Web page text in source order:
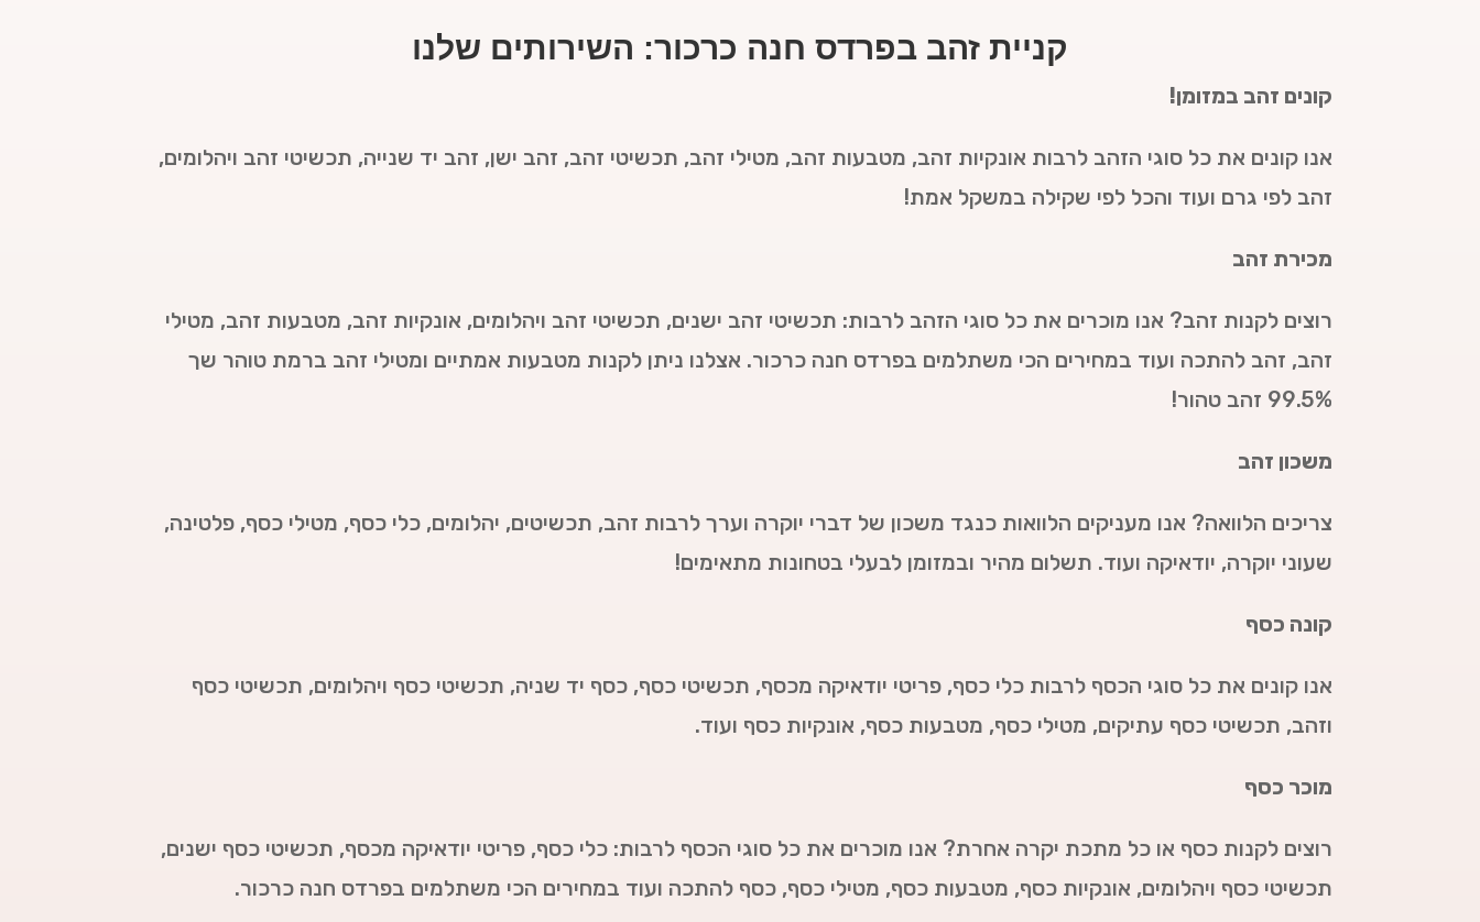
קניית זהב בפרדס חנה כרכור: השירותים שלנו
קונים זהב במזומן!
אנו קונים את כל סוגי הזהב לרבות אונקיות זהב, מטבעות זהב, מטילי זהב, תכשיטי זהב, זהב ישן, זהב יד שנייה, תכשיטי זהב ויהלומים,
זהב לפי גרם ועוד והכל לפי שקילה במשקל אמת!
מכירת זהב
רוצים לקנות זהב? אנו מוכרים את כל סוגי הזהב לרבות: תכשיטי זהב ישנים, תכשיטי זהב ויהלומים, אונקיות זהב, מטבעות זהב, מטילי
זהב, זהב להתכה ועוד במחירים הכי משתלמים בפרדס חנה כרכור. אצלנו ניתן לקנות מטבעות אמתיים ומטילי זהב ברמת טוהר שך
99.5% זהב טהור!
משכון זהב
צריכים הלוואה? אנו מעניקים הלוואות כנגד משכון של דברי יוקרה וערך לרבות זהב, תכשיטים, יהלומים, כלי כסף, מטילי כסף, פלטינה,
שעוני יוקרה, יודאיקה ועוד. תשלום מהיר ובמזומן לבעלי בטחונות מתאימים!
קונה כסף
אנו קונים את כל סוגי הכסף לרבות כלי כסף, פריטי יודאיקה מכסף, תכשיטי כסף, כסף יד שניה, תכשיטי כסף ויהלומים, תכשיטי כסף
וזהב, תכשיטי כסף עתיקים, מטילי כסף, מטבעות כסף, אונקיות כסף ועוד.
מוכר כסף
רוצים לקנות כסף או כל מתכת יקרה אחרת? אנו מוכרים את כל סוגי הכסף לרבות: כלי כסף, פריטי יודאיקה מכסף, תכשיטי כסף ישנים,
תכשיטי כסף ויהלומים, אונקיות כסף, מטבעות כסף, מטילי כסף, כסף להתכה ועוד במחירים הכי משתלמים בפרדס חנה כרכור.